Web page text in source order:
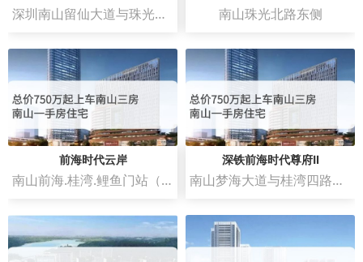
深圳南山留仙大道与珠光北路交汇处 南山珠光北路东侧
前海时代云岸
南山前海.桂湾.鲤鱼门站（深铁春泉文化艺术中心）
深铁前海时代尊府Ⅱ
南山梦海大道与桂湾四路交汇处东南角